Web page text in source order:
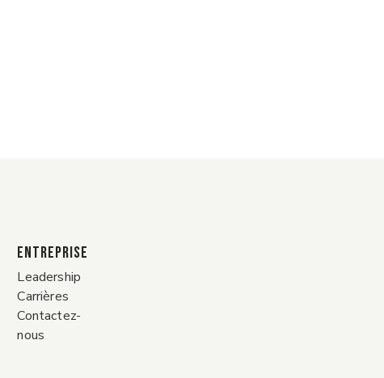
ENTREPRISE
Leadership
Carrières
Contactez-
nous